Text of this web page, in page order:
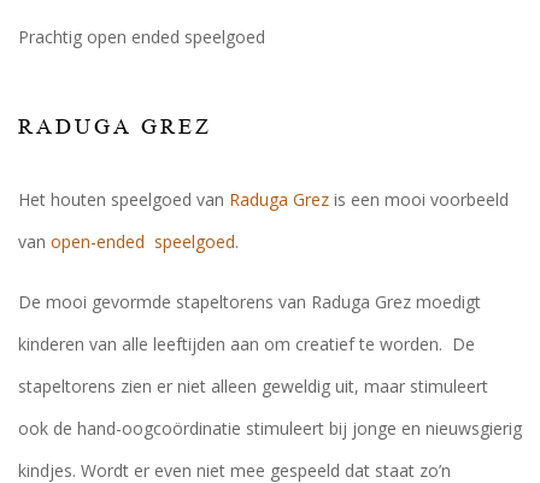
Prachtig open ended speelgoed
RADUGA GREZ
Het houten speelgoed van Raduga Grez is een mooi voorbeeld
van open-ended speelgoed.
De mooi gevormde stapeltorens van Raduga Grez moedigt
kinderen van alle leeftijden aan om creatief te worden. De
stapeltorens zien er niet alleen geweldig uit, maar stimuleert
ook de hand-oogcoördinatie stimuleert bij jonge en nieuwsgierig
kindjes. Wordt er even niet mee gespeeld dat staat zo’n